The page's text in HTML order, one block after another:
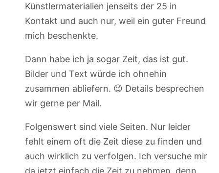
Künstlermaterialien jenseits der 25 in
Kontakt und auch nur, weil ein guter Freund
mich beschenkte.
Dann habe ich ja sogar Zeit, das ist gut.
Bilder und Text würde ich ohnehin
zusammen abliefern. 😉 Details besprechen
wir gerne per Mail.
Folgenswert sind viele Seiten. Nur leider
fehlt einem oft die Zeit diese zu finden und
auch wirklich zu verfolgen. Ich versuche mir
da jetzt einfach die Zeit zu nehmen, denn